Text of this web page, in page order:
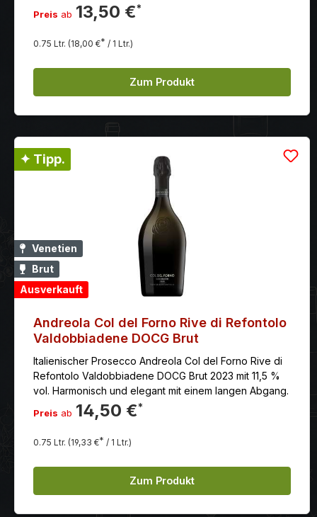
Preis ab 13,50 €*
0.75 Ltr. (18,00 €* / 1 Ltr.)
Zum Produkt
✦ Tipp.
Venetien
Brut
Ausverkauft
Andreola Col del Forno Rive di Refontolo
Valdobbiadene DOCG Brut
Italienischer Prosecco Andreola Col del Forno Rive di
Refontolo Valdobbiadene DOCG Brut 2023 mit 11,5 %
vol. Harmonisch und elegant mit einem langen Abgang.
Preis ab 14,50 €*
0.75 Ltr. (19,33 €* / 1 Ltr.)
Zum Produkt